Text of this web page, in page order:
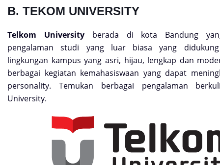
B. TEKOM UNIVERSITY
Telkom Universityberada di kota Bandung
pengalaman studi yang luar biasa yang
lingkungan kampus yang asri, hijau, lengkap dan
berbagai kegiatan kemahasiswaan yang dapat
personality. Temukan berbagai pengalaman
University.